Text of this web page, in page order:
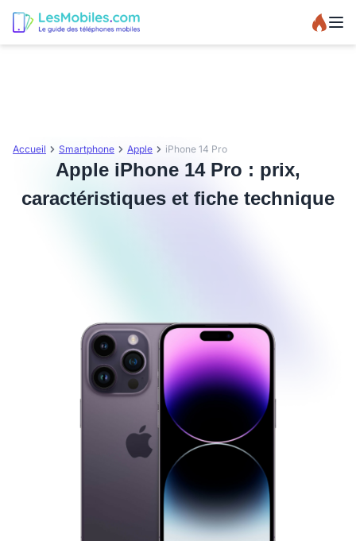
Accueil Smartphone Apple iPhone 14 Pro
Apple iPhone 14 Pro : prix,
caractéristiques et fiche technique